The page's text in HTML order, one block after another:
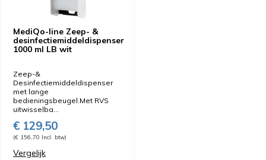
MediQo-line Zeep- &
desinfectiemiddeldispenser
1000 ml LB wit
Zeep-&
Desinfectiemiddeldispenser
met lange
bedieningsbeugel.Met RVS
uitwisselba...
€ 129,50
(€ 156,70 Incl. btw)
Vergelijk